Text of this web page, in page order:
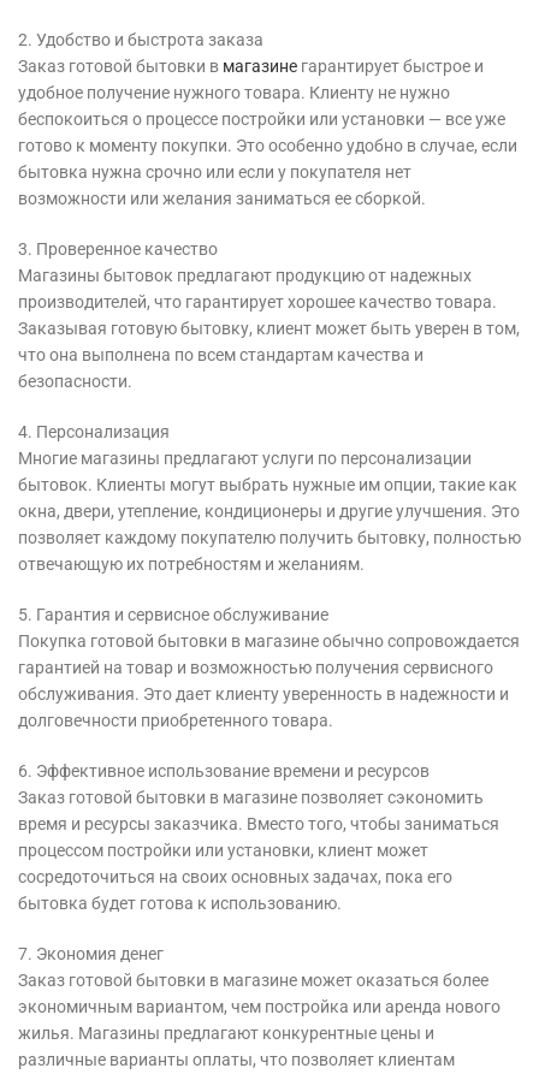
2. Удобство и быстрота заказа
Заказ готовой бытовки в магазине гарантирует быстрое и
удобное получение нужного товара. Клиенту не нужно
беспокоиться о процессе постройки или установки — все уже
готово к моменту покупки. Это особенно удобно в случае, если
бытовка нужна срочно или если у покупателя нет
возможности или желания заниматься ее сборкой.
3. Проверенное качество
Магазины бытовок предлагают продукцию от надежных
производителей, что гарантирует хорошее качество товара.
Заказывая готовую бытовку, клиент может быть уверен в том,
что она выполнена по всем стандартам качества и
безопасности.
4. Персонализация
Многие магазины предлагают услуги по персонализации
бытовок. Клиенты могут выбрать нужные им опции, такие как
окна, двери, утепление, кондиционеры и другие улучшения. Это
позволяет каждому покупателю получить бытовку, полностью
отвечающую их потребностям и желаниям.
5. Гарантия и сервисное обслуживание
Покупка готовой бытовки в магазине обычно сопровождается
гарантией на товар и возможностью получения сервисного
обслуживания. Это дает клиенту уверенность в надежности и
долговечности приобретенного товара.
6. Эффективное использование времени и ресурсов
Заказ готовой бытовки в магазине позволяет сэкономить
время и ресурсы заказчика. Вместо того, чтобы заниматься
процессом постройки или установки, клиент может
сосредоточиться на своих основных задачах, пока его
бытовка будет готова к использованию.
7. Экономия денег
Заказ готовой бытовки в магазине может оказаться более
экономичным вариантом, чем постройка или аренда нового
жилья. Магазины предлагают конкурентные цены и
различные варианты оплаты, что позволяет клиентам